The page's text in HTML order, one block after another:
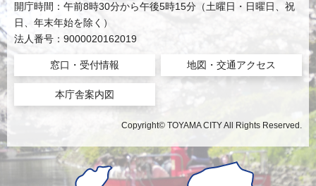
開庁時間：午前8時30分から午後5時15分（土曜日・日曜日、祝
日、年末年始を除く）
法人番号：9000020162019
窓口・受付情報 地図・交通アクセス
本庁舎案内図
Copyright© TOYAMA CITY All Rights Reserved.